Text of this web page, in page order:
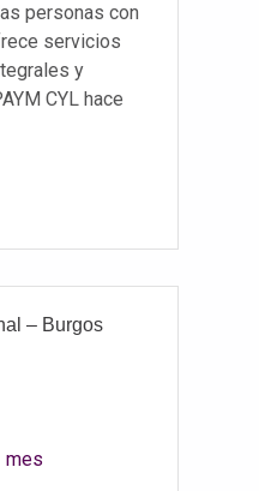
personas con
servicios
y
CYL hace
– Burgos
mes